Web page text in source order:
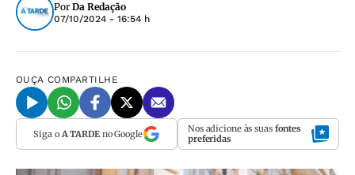
Por Da Redação
07/10/2024 - 16:54 h
OUÇA COMPARTILHE
Siga o A TARDEno Google Nos adicione às suas fontes
preferidas